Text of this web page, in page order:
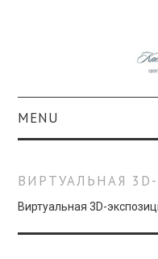
MENU
КОЛЛЕКЦИИ
#КАСДОМ
ВИРТУАЛЬНАЯ
Виртуальная 3D-